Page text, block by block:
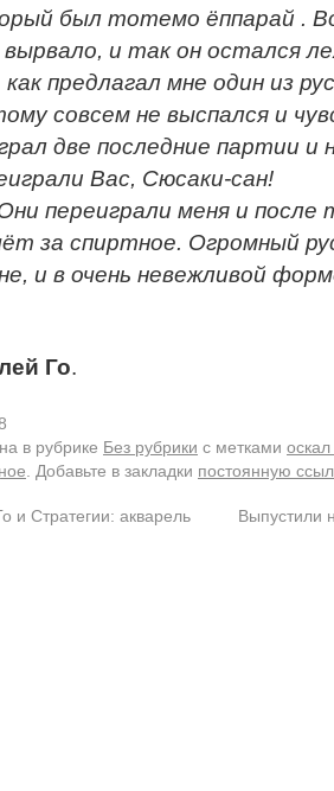
был тотемо ёппарай .
вырвало, и так он остался
предлагал мне один из
совсем не выспался и
две последние партии и
Вас, Сюсаки-сан!
переиграли меня и после
за спиртное. Огромный
и в очень невежливой
Го.
в рубрике Без рубрики с метками
. Добавьте в закладки постоянную
и Стратегии: акварель Выпустили